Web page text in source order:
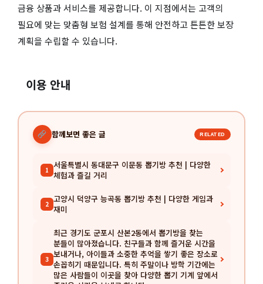
금융 상품과 서비스를 제공합니다. 이 지점에서는 고객의
필요에 맞는 맞춤형 보험 설계를 통해 안전하고 튼튼한 보장
계획을 수립할 수 있습니다.
이용 안내
함께보면 좋은 글 RELATED
1 서울특별시 동대문구 이문동 뽑기방 추천 | 다양한
체험과 즐길 거리
2 고양시 덕양구 능곡동 뽑기방 추천 | 다양한 게임과
재미
3
최근 경기도 군포시 산본2동에서 뽑기방을 찾는
분들이 많아졌습니다. 친구들과 함께 즐거운 시간을
보내거나, 아이들과 소중한 추억을 쌓기 좋은 장소로
손꼽히기 때문입니다. 특히 주말이나 방학 기간에는
많은 사람들이 이곳을 찾아 다양한 뽑기 기계 앞에서